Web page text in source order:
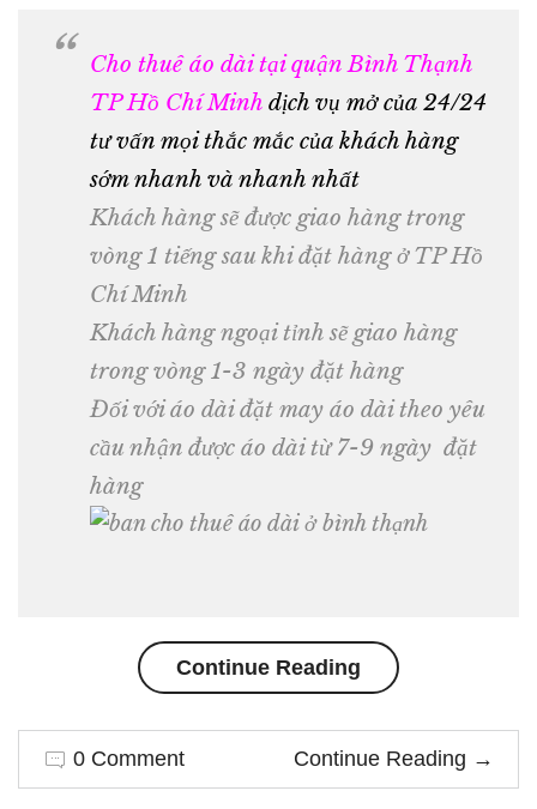
Cho thuê áo dài tại quận Bình Thạnh
TP Hồ Chí Minh dịch vụ mở của 24/24
tư vấn mọi thắc mắc của khách hàng
sớm nhanh và nhanh nhất
Khách hàng sẽ được giao hàng trong
vòng 1 tiếng sau khi đặt hàng ở TP Hồ
Chí Minh
Khách hàng ngoại tỉnh sẽ giao hàng
trong vòng 1-3 ngày đặt hàng
Đối với áo dài đặt may áo dài theo yêu
cầu nhận được áo dài từ 7-9 ngày đặt
hàng
Continue Reading “Cho
áo
0 Comment Continue Reading →